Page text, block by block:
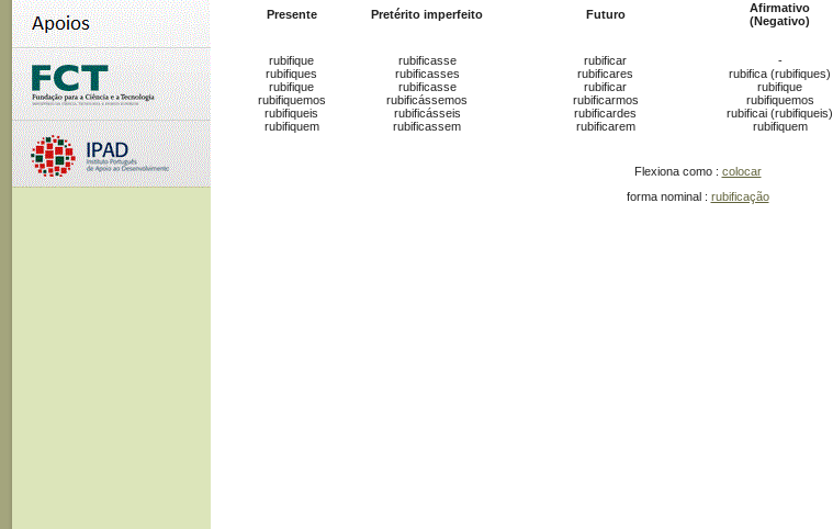
Presente Pretérito imperfeito Futuro
Afirmativo
(Negativo)
rubifique
rubifiques
rubifique
rubifiquemos
rubifiqueis
rubifiquem
rubificasse
rubificasses
rubificasse
rubificássemos
rubificásseis
rubificassem
rubificar
rubificares
rubificar
rubificarmos
rubificardes
rubificarem
-
rubifica (rubifiques)
rubifique
rubifiquemos
rubificai (rubifiqueis)
rubifiquem
Flexiona como : colocar
forma nominal : rubificação